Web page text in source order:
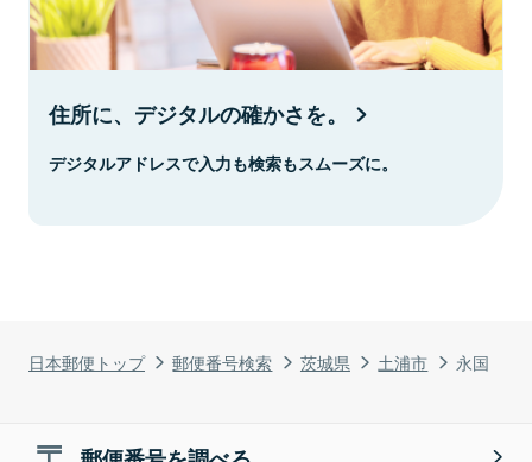
日本郵便トップ 郵便番号検索 茨城県 土浦市 永国
住所に、デジタルの確かさを。
デジタルアドレスで入力も検索もスムーズに。